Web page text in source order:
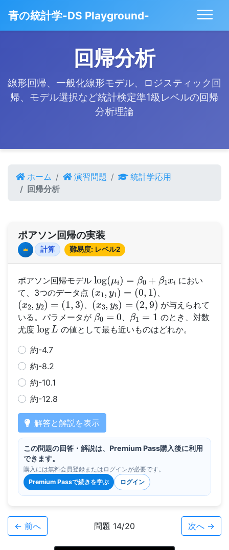
青の統計学-DS Playground-
回帰分析
線形回帰、一般化線形モデル、ロジスティック回
帰、モデル選択など統計検定準1級レベルの回帰
分析理論
ホーム 演習問題
統計学応用
回帰分析
ポアソン回帰の実装
Premium
計算 難易度: レベル2
ポアソン回帰モデル log( i 0 1x
におい
て、3つのデータ点 (x1,y1)= 0,1)
(x 2 ,y 2)=( 1, 3) (x3 ,y3 (2, 9) が与えられて
いる。パラメータが β0=0 β1= 1
のとき、対数
尤度 logL の値として最も近いものはどれか。
約-4.7
約-8.2
約-10.1
約-12.8
解答と解説を表示
この問題の回答・解説は、Premium Pass購入後に利用
できます。
購入には無料会員登録またはログインが必要です。
Premium Passで続きを学ぶ
ログイン
← 前へ 問題 14/20 次へ →